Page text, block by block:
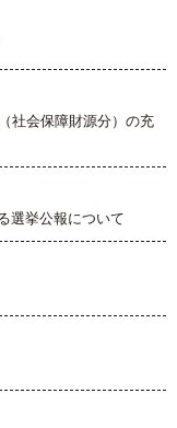
社会保障財源分）の充
選挙公報について